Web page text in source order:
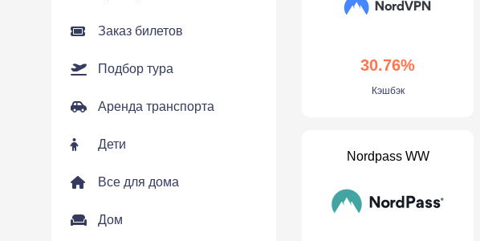
Заказ билетов
Подбор тура
Аренда транспорта
Дети
Все для дома
Дом
30.76%
Кэшбэк
Nordpass WW